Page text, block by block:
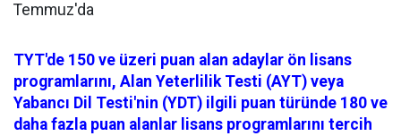
Temmuz'da
TYT'de 150 ve üzeri puan alan adaylar ön lisans
programlarını, Alan Yeterlilik Testi (AYT) veya
Yabancı Dil Testi'nin (YDT) ilgili puan türünde 180 ve
daha fazla puan alanlar lisans programlarını tercih